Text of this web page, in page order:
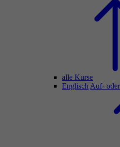
alle Kurse
Englisch Auf-